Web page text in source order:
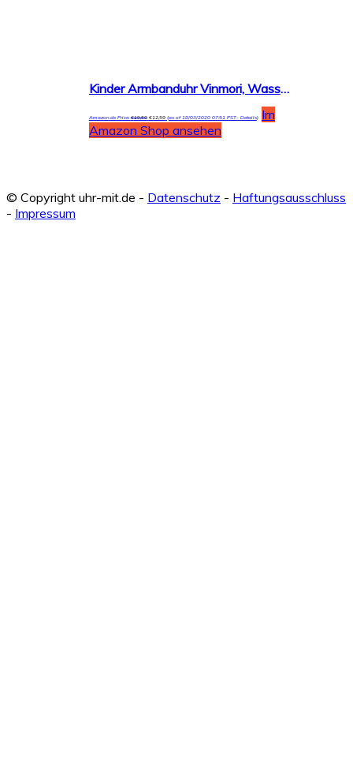
Kinder Armbanduhr Vinmori, Wasserdichte Quarzuhr mit süßer 3D-Karikatur, Geschenk für Kinder,Jungen und Mädchen
Amazon.de Price:€19,50 €12,59(as of 18/03/2020 07:51 PST- Details)
Im
Amazon Shop ansehen
© Copyright uhr-mit.de - Datenschutz - Haftungsausschluss
- Impressum